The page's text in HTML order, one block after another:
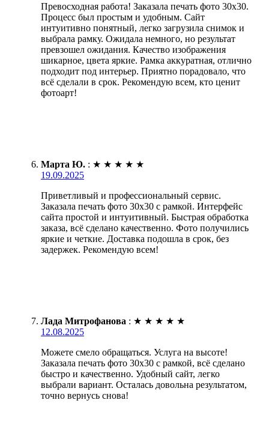
Превосходная работа! Заказала печать фото 30х30.
Процесс был простым и удобным. Сайт
интуитивно понятный, легко загрузила снимок и
выбрала рамку. Ожидала немного, но результат
превзошел ожидания. Качество изображения
шикарное, цвета яркие. Рамка аккуратная, отлично
подходит под интерьер. Приятно порадовало, что
всё сделали в срок. Рекомендую всем, кто ценит
фотоарт!
Марта Ю. : ★ ★ ★ ★ ★
19.09.2025
Приветливый и профессиональный сервис.
Заказала печать фото 30х30 с рамкой. Интерфейс
сайта простой и интуитивный. Быстрая обработка
заказа, всё сделано качественно. Фото получились
яркие и четкие. Доставка подошла в срок, без
задержек. Рекомендую всем!
Лада Митрофанова : ★ ★ ★ ★ ★
12.08.2025
Можете смело обращаться. Услуга на высоте!
Заказала печать фото 30х30 с рамкой, всё сделано
быстро и качественно. Удобный сайт, легко
выбрали вариант. Осталась довольна результатом,
точно вернусь снова!